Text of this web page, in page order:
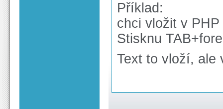
Příklad:
chci vložit v
Stisknu
Text to vloží, ale